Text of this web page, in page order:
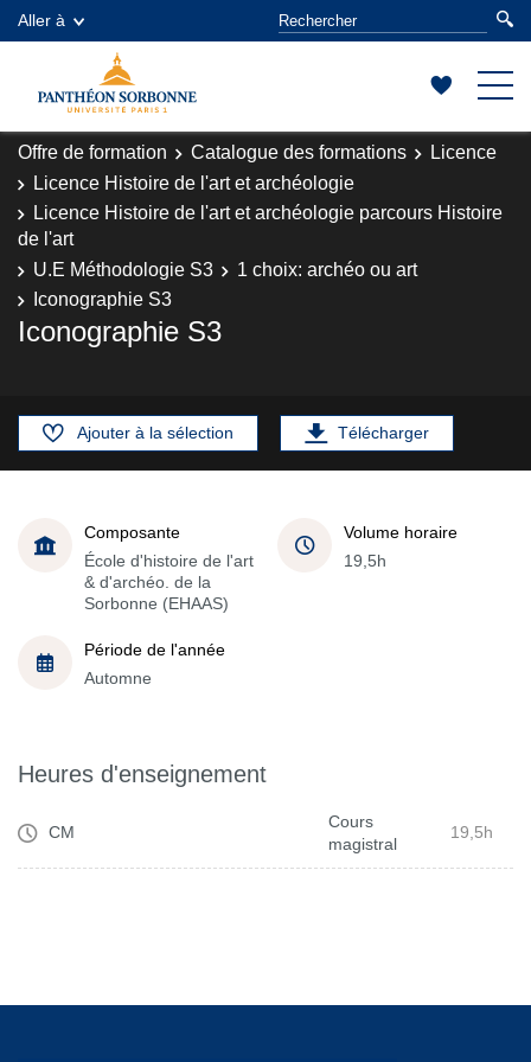
Aller à
Offre de formation Catalogue des formations
Licence
Licence Histoire de l'art et archéologie
Licence Histoire de l'art et archéologie parcours Histoire
de l'art
U.E Méthodologie S3
1 choix: archéo ou art
Iconographie S3
Iconographie S3
Ajouter à la sélection Télécharger
Composante
École d'histoire de l'art
& d'archéo. de la
Sorbonne (EHAAS)
Volume horaire
19,5h
Période de l'année
Automne
Heures d'enseignement
CM
Cours
magistral
19,5h